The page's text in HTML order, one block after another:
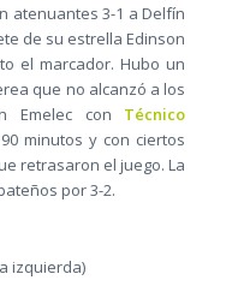
atenuantes 3-1 a Delfín
de su estrella Edinson
el marcador. Hubo un
que no alcanzó a los
Emelec con Técnico
minutos y con ciertos
retrasaron el juego. La
por 3-2.
izquierda)